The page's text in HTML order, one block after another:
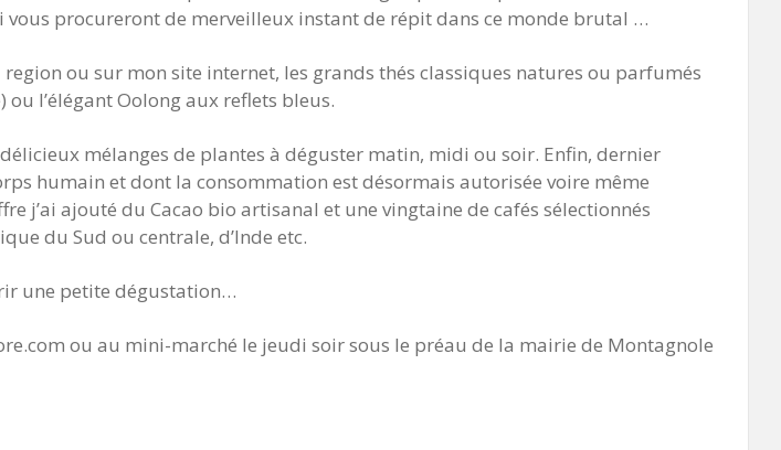
vous procureront de merveilleux instant de répit dans ce monde brutal …
ou sur mon site internet, les grands thés classiques natures ou parfumés
l’élégant Oolong aux reflets bleus.
mélanges de plantes à déguster matin, midi ou soir. Enfin, dernier
humain et dont la consommation est désormais autorisée voire même
j’ai ajouté du Cacao bio artisanal et une vingtaine de cafés sélectionnés
du Sud ou centrale, d’Inde etc.
une petite dégustation…
ou au mini-marché le jeudi soir sous le préau de la mairie de Montagnole